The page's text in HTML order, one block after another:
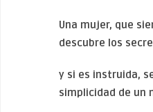
Una mujer, que
descubre los
y si es instruida,
simplicidad de un